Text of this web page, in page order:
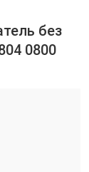
без
0800